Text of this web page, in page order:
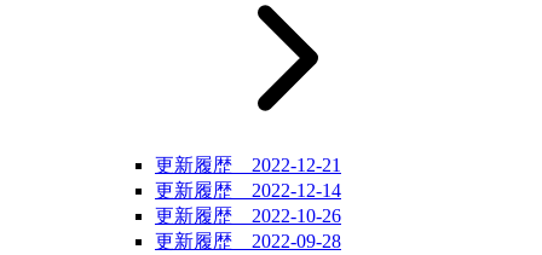
更新履歴 2022-12-21
更新履歴 2022-12-14
更新履歴 2022-10-26
更新履歴 2022-09-28